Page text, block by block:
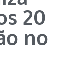
20
no